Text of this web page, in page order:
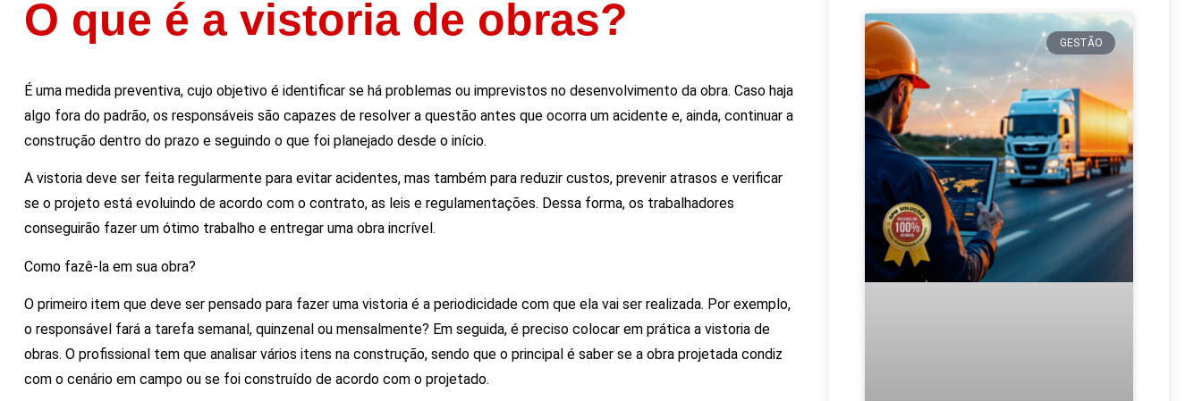
O que é a vistoria de obras?
É uma medida preventiva, cujo objetivo é identificar se há problemas ou imprevistos no desenvolvimento da obra. Caso haja
algo fora do padrão, os responsáveis são capazes de resolver a questão antes que ocorra um acidente e, ainda, continuar a
construção dentro do prazo e seguindo o que foi planejado desde o início.
A vistoria deve ser feita regularmente para evitar acidentes, mas também para reduzir custos, prevenir atrasos e verificar
se o projeto está evoluindo de acordo com o contrato, as leis e regulamentações. Dessa forma, os trabalhadores
conseguirão fazer um ótimo trabalho e entregar uma obra incrível.
Como fazê-la em sua obra?
O primeiro item que deve ser pensado para fazer uma vistoria é a periodicidade com que ela vai ser realizada. Por exemplo,
o responsável fará a tarefa semanal, quinzenal ou mensalmente? Em seguida, é preciso colocar em prática a vistoria de
obras. O profissional tem que analisar vários itens na construção, sendo que o principal é saber se a obra projetada condiz
com o cenário em campo ou se foi construído de acordo com o projetado.
GESTÃO